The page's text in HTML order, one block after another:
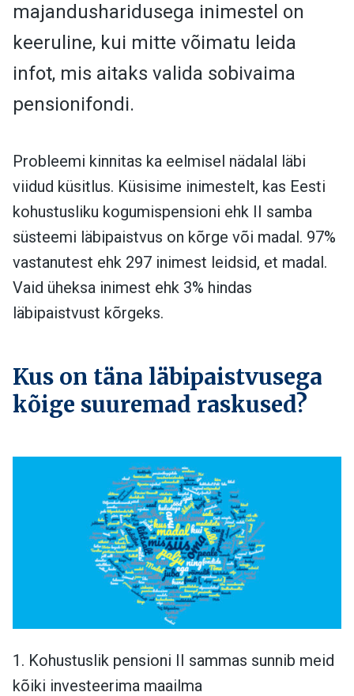
majandusharidusega inimestel on
keeruline, kui mitte võimatu leida
infot, mis aitaks valida sobivaima
pensionifondi.
Probleemi kinnitas ka eelmisel nädalal läbi
viidud küsitlus. Küsisime inimestelt, kas Eesti
kohustusliku kogumispensioni ehk II samba
süsteemi läbipaistvus on kõrge või madal. 97%
vastanutest ehk 297 inimest leidsid, et madal.
Vaid üheksa inimest ehk 3% hindas
läbipaistvust kõrgeks.
Kus on täna läbipaistvusega
kõige suuremad raskused?
1. Kohustuslik pensioni II sammas sunnib meid
kõiki investeerima maailma